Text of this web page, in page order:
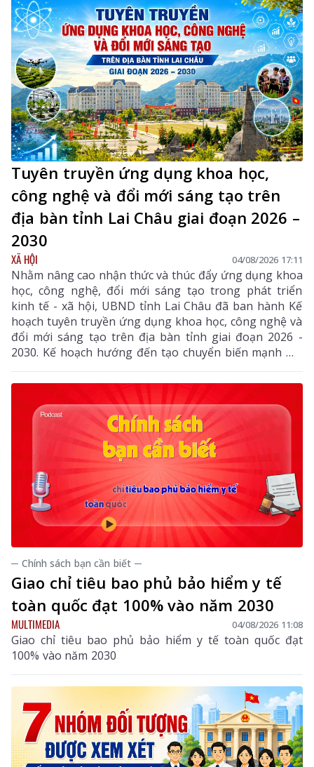
Tuyên truyền ứng dụng khoa học,
công nghệ và đổi mới sáng tạo trên
địa bàn tỉnh Lai Châu giai đoạn 2026 –
2030
XÃ HỘI 04/08/2026 17:11
Nhằm nâng cao nhận thức và thúc đẩy ứng dụng khoa
học, công nghệ, đổi mới sáng tạo trong phát triển
kinh tế - xã hội, UBND tỉnh Lai Châu đã ban hành Kế
hoạch tuyên truyền ứng dụng khoa học, công nghệ và
đổi mới sáng tạo trên địa bàn tỉnh giai đoạn 2026 -
2030. Kế hoạch hướng đến tạo chuyển biến mạnh mẽ
từ nhận thức đến hành động, phát huy vai trò của
khoa học, công nghệ, đổi mới sáng tạo và chuyển đổi
số, góp phần thực hiện hiệu quả các mục tiêu phát
triển của tỉnh trong giai đoạn mới.
─ Chính sách bạn cần biết ─
Giao chỉ tiêu bao phủ bảo hiểm y tế
toàn quốc đạt 100% vào năm 2030
MULTIMEDIA 04/08/2026 11:08
Giao chỉ tiêu bao phủ bảo hiểm y tế toàn quốc đạt
100% vào năm 2030